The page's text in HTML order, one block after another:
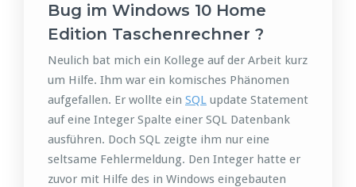
Bug im Windows 10 Home
Edition Taschenrechner ?
Neulich bat mich ein Kollege auf der Arbeit kurz
um Hilfe. Ihm war ein komisches Phänomen
aufgefallen. Er wollte ein SQL update Statement
auf eine Integer Spalte einer SQL Datenbank
ausführen. Doch SQL zeigte ihm nur eine
seltsame Fehlermeldung. Den Integer hatte er
zuvor mit Hilfe des in Windows eingebauten